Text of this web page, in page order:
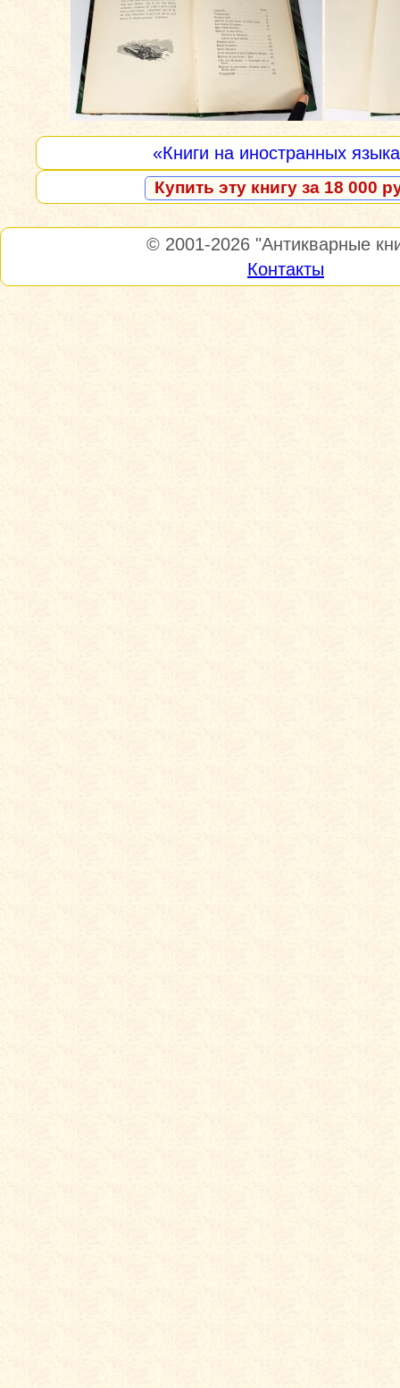
«Книги на иностранных
Купить эту книгу за 18 000
© 2001-2026 "Антикварные
Контакты